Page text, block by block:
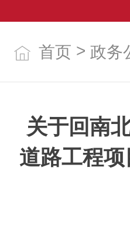
首页 > 政务
关于回南
道路工程